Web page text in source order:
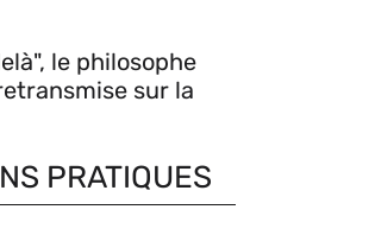
le philosophe
sur la
PRATIQUES